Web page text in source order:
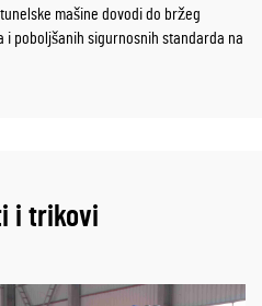
mašine dovodi do bržeg
poboljšanih sigurnosnih standarda na
i trikovi